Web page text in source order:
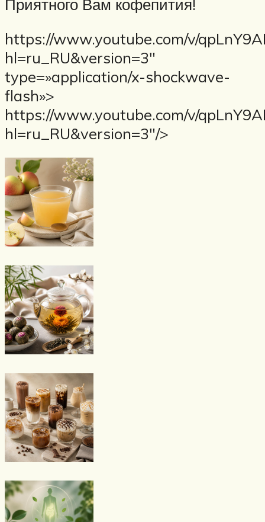
Приятного Вам кофепития!
https://www.youtube.com/v/
hl=ru_RU&version=3″
type=»application/x-shockwave-
flash»>
https://www.youtube.com/v/
hl=ru_RU&version=3″/>